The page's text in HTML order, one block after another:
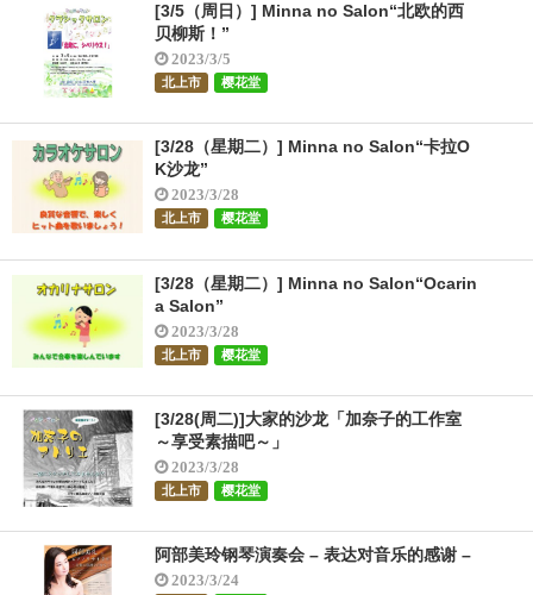
[3/5（周日）] Minna no Salon“北欧的西
贝柳斯！”
2023/3/5
北上市 樱花堂
[3/28（星期二）] Minna no Salon“卡拉O
K沙龙”
2023/3/28
北上市 樱花堂
[3/28（星期二）] Minna no Salon“Ocarin
a Salon”
2023/3/28
北上市 樱花堂
[3/28(周二)]大家的沙龙「加奈子的工作室
～享受素描吧～」
2023/3/28
北上市 樱花堂
阿部美玲钢琴演奏会 – 表达对音乐的感谢 –
2023/3/24